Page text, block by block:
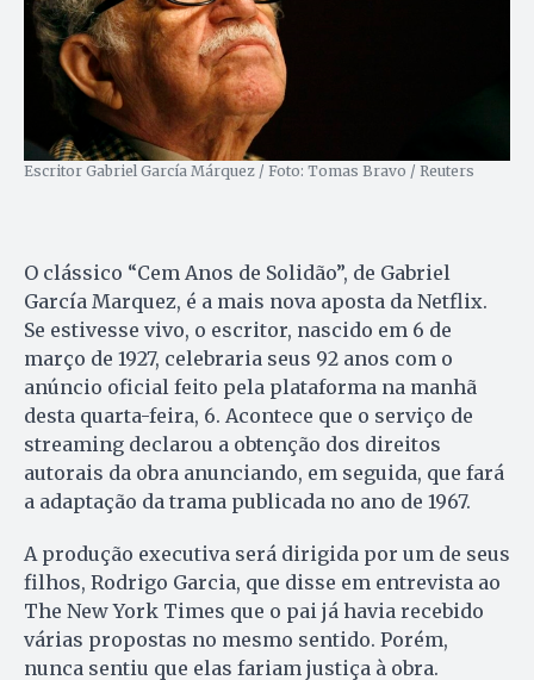
Escritor Gabriel García Márquez / Foto: Tomas Bravo / Reuters
O clássico “Cem Anos de Solidão”, de Gabriel
García Marquez, é a mais nova aposta da Netflix.
Se estivesse vivo, o escritor, nascido em 6 de
março de 1927, celebraria seus 92 anos com o
anúncio oficial feito pela plataforma na manhã
desta quarta-feira, 6. Acontece que o serviço de
streaming declarou a obtenção dos direitos
autorais da obra anunciando, em seguida, que fará
a adaptação da trama publicada no ano de 1967.
A produção executiva será dirigida por um de seus
filhos, Rodrigo Garcia, que disse em entrevista ao
The New York Times que o pai já havia recebido
várias propostas no mesmo sentido. Porém,
nunca sentiu que elas fariam justiça à obra.